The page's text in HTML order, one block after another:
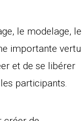
le modelage, le
importante vertu
et de se libérer
participants.